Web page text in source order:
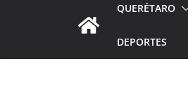
QUERÉTARO
DEPORTES